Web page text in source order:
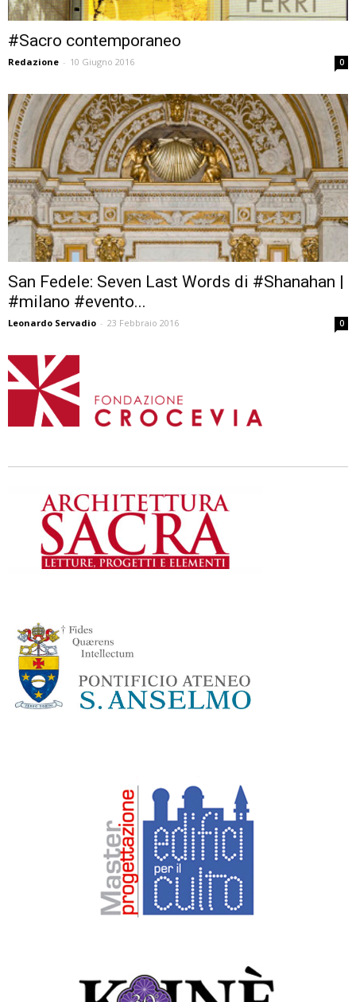
#Sacro contemporaneo
Redazione - 10 Giugno 2016 0
San Fedele: Seven Last Words di #Shanahan |
#milano #evento...
Leonardo Servadio - 23 Febbraio 2016 0